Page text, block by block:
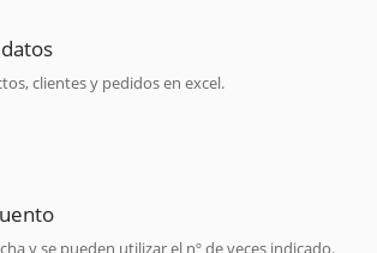
clientes y pedidos en excel.
y se pueden utilizar el nº de veces indicado.